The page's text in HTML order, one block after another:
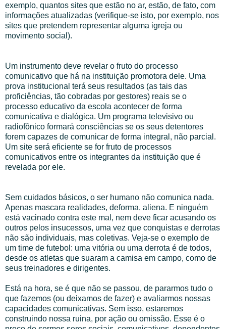
exemplo, quantos sites que estão no ar, estão, de fato, com
informações atualizadas (verifique-se isto, por exemplo, nos
sites que pretendem representar alguma igreja ou
movimento social).
Um instrumento deve revelar o fruto do processo
comunicativo que há na instituição promotora dele. Uma
prova institucional terá seus resultados (as tais das
proficiências, tão cobradas por gestores) reais se o
processo educativo da escola acontecer de forma
comunicativa e dialógica. Um programa televisivo ou
radiofônico formará consciências se os seus detentores
forem capazes de comunicar de forma integral, não parcial.
Um site será eficiente se for fruto de processos
comunicativos entre os integrantes da instituição que é
revelada por ele.
Sem cuidados básicos, o ser humano não comunica nada.
Apenas mascara realidades, deforma, aliena. E ninguém
está vacinado contra este mal, nem deve ficar acusando os
outros pelos insucessos, uma vez que conquistas e derrotas
não são individuais, mas coletivas. Veja-se o exemplo de
um time de futebol: uma vitória ou uma derrota é de todos,
desde os atletas que suaram a camisa em campo, como de
seus treinadores e dirigentes.
Está na hora, se é que não se passou, de pararmos tudo o
que fazemos (ou deixamos de fazer) e avaliarmos nossas
capacidades comunicativas. Sem isso, estaremos
construindo nossa ruina, por ação ou omissão. Esse é o